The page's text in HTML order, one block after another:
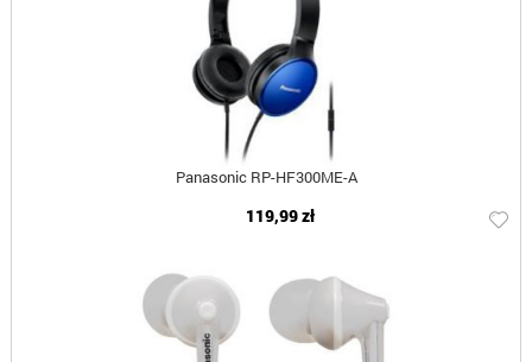
Panasonic RP-HF300ME-A
119,99 zł